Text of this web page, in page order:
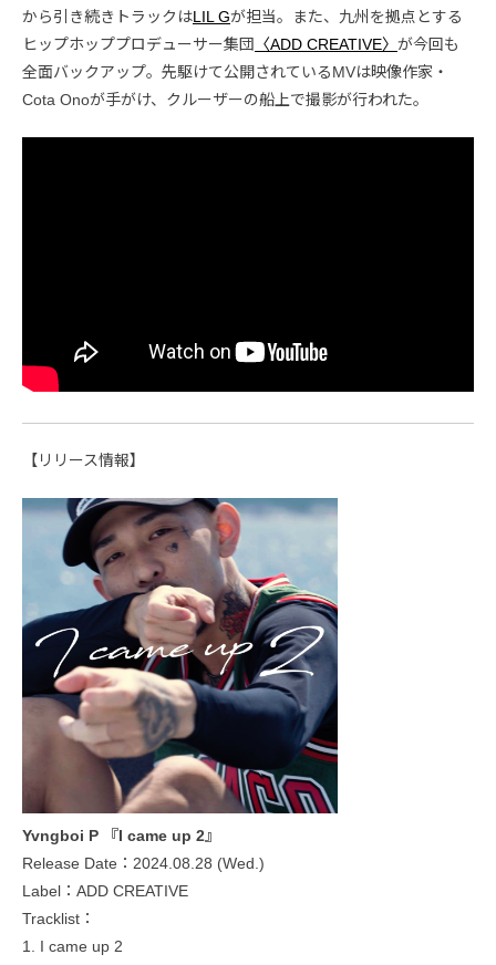
から引き続きトラックはLIL Gが担当。また、九州を拠点とする
ヒップホッププロデューサー集団 〈ADD CREATIVE〉 が今回も
全面バックアップ。先駆けて公開されているMVは映像作家・
Cota Onoが手がけ、クルーザーの船上で撮影が行われた。
【リリース情報】
Yvngboi P 『I came up 2』
Release Date：2024.08.28 (Wed.)
Label：ADD CREATIVE
Tracklist：
1. I came up 2